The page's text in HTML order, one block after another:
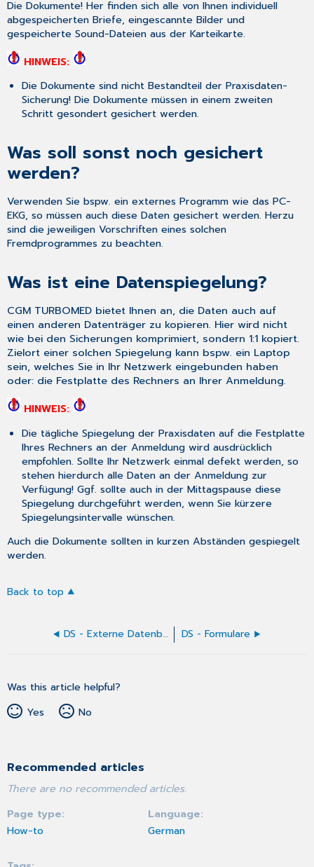
Die Dokumente! Her finden sich alle von Ihnen individuell
abgespeicherten Briefe, eingescannte Bilder und
gespeicherte Sound-Dateien aus der Karteikarte.
HINWEIS:
Die Dokumente sind nicht Bestandteil der Praxisdaten-
Sicherung! Die Dokumente müssen in einem zweiten
Schritt gesondert gesichert werden.
Was soll sonst noch gesichert
werden?
Verwenden Sie bspw. ein externes Programm wie das PC-
EKG, so müssen auch diese Daten gesichert werden. Herzu
sind die jeweiligen Vorschriften eines solchen
Fremdprogrammes zu beachten.
Was ist eine Datenspiegelung?
CGM TURBOMED bietet Ihnen an, die Daten auch auf
einen anderen Datenträger zu kopieren. Hier wird nicht
wie bei den Sicherungen komprimiert, sondern 1:1 kopiert.
Zielort einer solchen Spiegelung kann bspw. ein Laptop
sein, welches Sie in Ihr Netzwerk eingebunden haben
oder: die Festplatte des Rechners an Ihrer Anmeldung.
HINWEIS:
Die tägliche Spiegelung der Praxisdaten auf die Festplatte
Ihres Rechners an der Anmeldung wird ausdrücklich
empfohlen. Sollte Ihr Netzwerk einmal defekt werden, so
stehen hierdurch alle Daten an der Anmeldung zur
Verfügung! Ggf. sollte auch in der Mittagspause diese
Spiegelung durchgeführt werden, wenn Sie kürzere
Spiegelungsintervalle wünschen.
Auch die Dokumente sollten in kurzen Abständen gespiegelt
werden.
Back to top
DS - Externe Datenbanken DS - Formulare
Was this article helpful?
Yes
No
Recommended articles
There are no recommended articles.
Page type
How-to
Language
German